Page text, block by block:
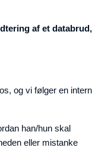
af et databrud,
og vi følger en intern
han/hun skal
eller mistanke